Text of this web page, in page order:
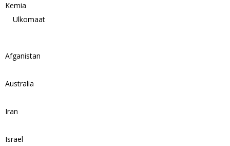
Kemia
Ulkomaat
Afganistan
Australia
Iran
Israel